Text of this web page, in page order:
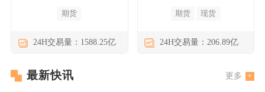
期货
24H交易量：1588.25亿
期货 现货
24H交易量：206.89亿
最新快讯 更多